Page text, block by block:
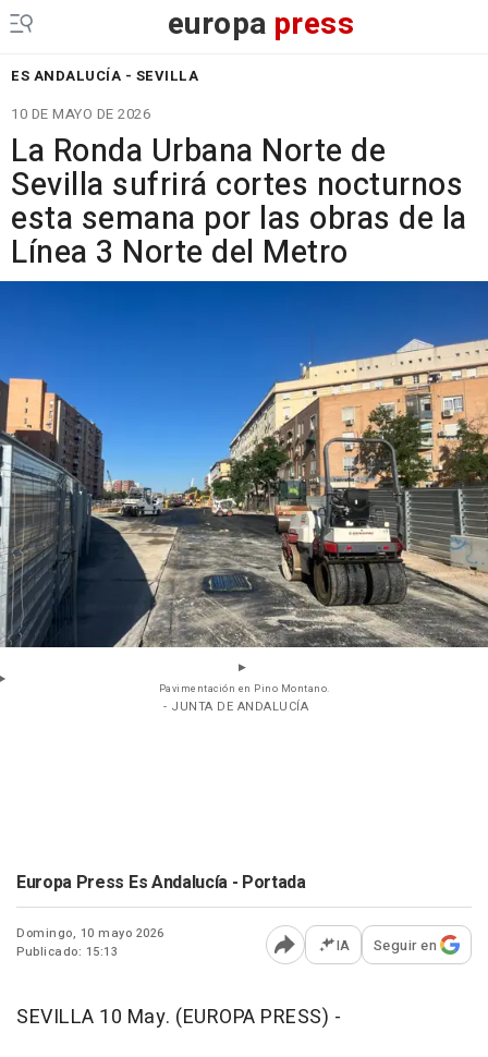
europa press
ES ANDALUCÍA - SEVILLA
10 DE MAYO DE 2026
La Ronda Urbana Norte de
Sevilla sufrirá cortes nocturnos
esta semana por las obras de la
Línea 3 Norte del Metro
Pavimentación en Pino Montano.
- JUNTA DE ANDALUCÍA
Europa Press Es Andalucía - Portada
Domingo, 10 mayo 2026
Publicado: 15:13
Abrir opciones para
IA Seguir en
SEVILLA 10 May. (EUROPA PRESS) -